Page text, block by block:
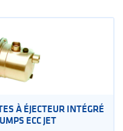
À ÉJECTEUR INTÉGRÉ
ECC JET